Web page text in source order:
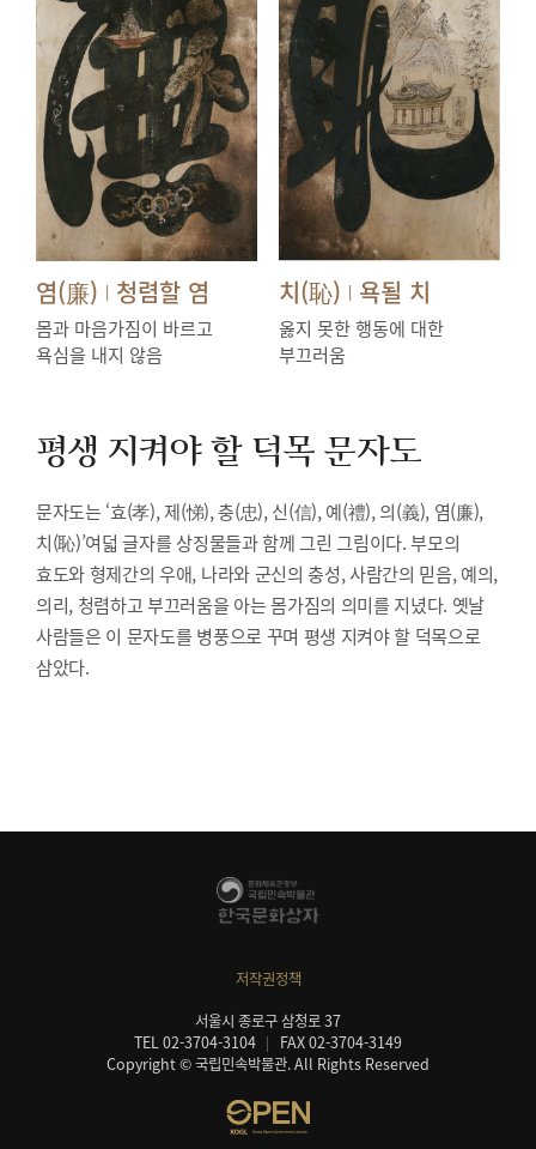
염(廉) | 청렴할 염
몸과 마음가짐이 바르고
욕심을 내지 않음
치(恥) | 욕될 치
옳지 못한 행동에 대한
부끄러움
평생 지켜야 할 덕목 문자도
문자도는 ‘효(孝), 제(悌), 충(忠), 신(信), 예(禮), 의(義), 염(廉),
치(恥)’여덟 글자를 상징물들과 함께 그린 그림이다. 부모의
효도와 형제간의 우애, 나라와 군신의 충성, 사람간의 믿음, 예의,
의리, 청렴하고 부끄러움을 아는 몸가짐의 의미를 지녔다. 옛날
사람들은 이 문자도를 병풍으로 꾸며 평생 지켜야 할 덕목으로
삼았다.
저작권정책
서울시 종로구 삼청로 37
TEL 02-3704-3104
FAX 02-3704-3149
Copyright © 국립민속박물관. All Rights Reserved